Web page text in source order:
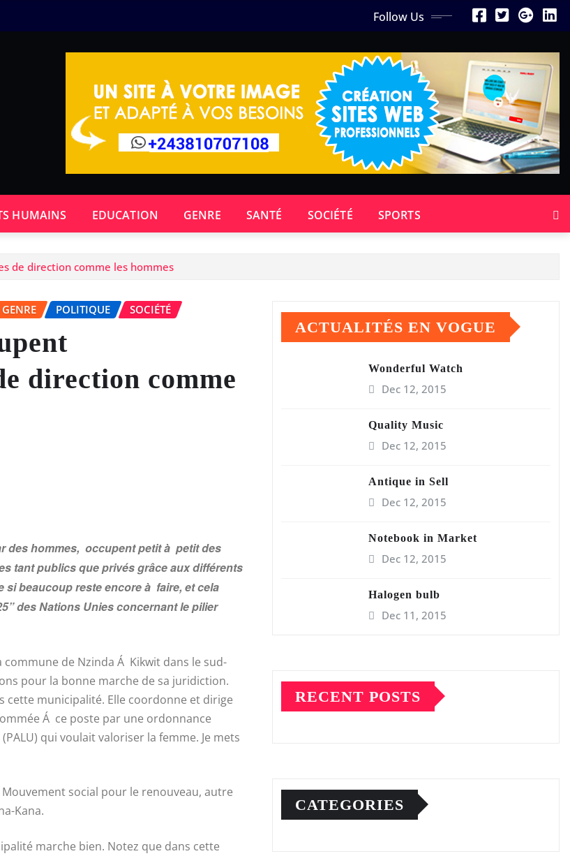
Follow Us
HUMAINS EDUCATION GENRE SANTÉ SOCIÉTÉ SPORTS
de direction comme les hommes
GENRE POLITIQUE SOCIÉTÉ
direction comme
des hommes, occupent petit à petit des
tant publics que privés grâce aux différents
beaucoup reste encore à faire, et cela
des Nations Unies concernant le pilier
de Nzinda Á Kikwit dans le sud-
pour la bonne marche de sa juridiction.
cette municipalité. Elle coordonne et dirige
Á ce poste par une ordonnance
qui voulait valoriser la femme. Je mets
social pour le renouveau, autre
Kana.
marche bien. Notez que dans cette
ACTUALITÉS EN VOGUE
Wonderful Watch
Dec 12, 2015
Quality Music
Dec 12, 2015
Antique in Sell
Dec 12, 2015
Notebook in Market
Dec 12, 2015
Halogen bulb
Dec 11, 2015
RECENT POSTS
CATEGORIES